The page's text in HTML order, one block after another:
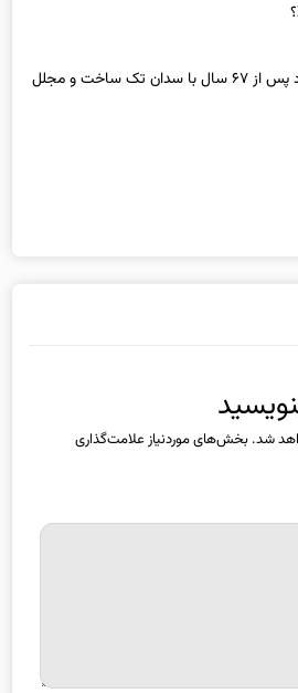
بازگشت پاکارد پس از ۶۷ سال با سدان تک ساخت و مجلل
شد. بخش‌های موردنیاز علامت‌گذاری